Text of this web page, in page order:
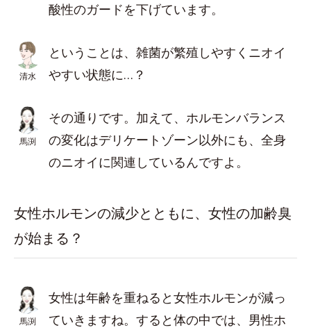
酸性のガードを下げています。
清水
ということは、雑菌が繁殖しやすくニオイ
やすい状態に…？
馬渕
その通りです。加えて、ホルモンバランス
の変化はデリケートゾーン以外にも、全身
のニオイに関連しているんですよ。
女性ホルモンの減少とともに、女性の加齢臭
が始まる？
馬渕
女性は年齢を重ねると女性ホルモンが減っ
ていきますね。すると体の中では、男性ホ